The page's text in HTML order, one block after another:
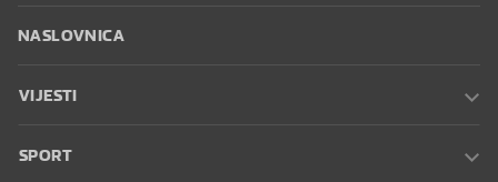
NASLOVNICA
VIJESTI
SPORT